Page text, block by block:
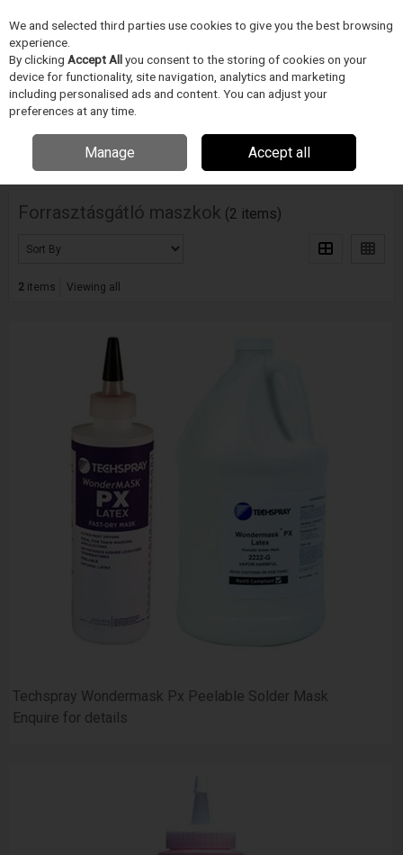
Skip to content
Menu
Home ELEKTRONIKA GYÁRTÁS/FORRASZTÁSTECHNIKA
Forrasztásgátló maszkok (2 items)
2items Viewing all
Techspray Wondermask Px Peelable Solder Mask
Enquire for details
We and selected third parties use cookies to give you the best browsing
experience.
By clicking Accept Allyou consent to the storing of cookies on your
device for functionality, site navigation, analytics and marketing
including personalised ads and content. You can adjust your
preferences at any time.
Manage Accept all